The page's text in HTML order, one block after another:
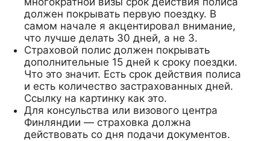
должен покрывать первую поездку. В
самом начале я акцентировал внимание,
что лучше делать 30 дней, а не 3.
Страховой полис должен покрывать
дополнительные 15 дней к сроку поездки.
Что это значит. Есть срок действия полиса
и есть количество застрахованных дней.
Ссылку на картинку как это.
Для консульства или визового центра
Финляндии — страховка должна
действовать со дня подачи документов.